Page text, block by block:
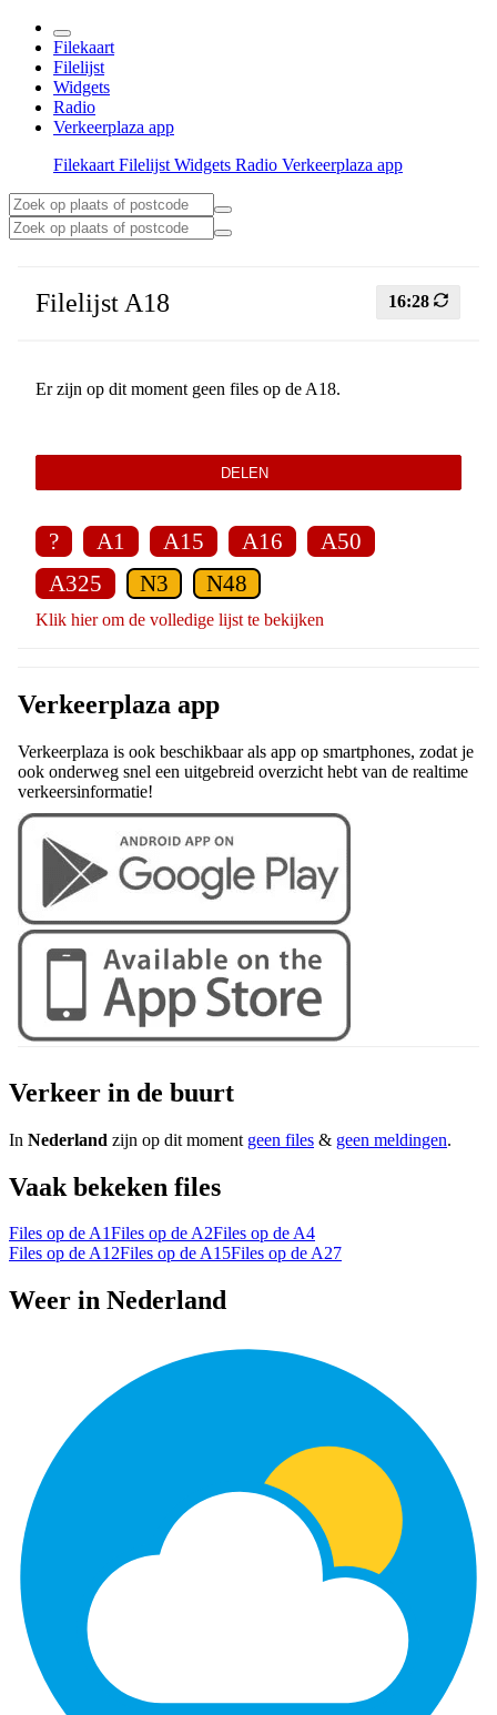
Filekaart
Filelijst
Widgets
Radio
Verkeerplaza app
Filekaart Filelijst Widgets Radio Verkeerplaza app
Filelijst A18 16:28
Er zijn op dit moment geen files op de A18.
DELEN
? A1 A15 A16
A50
A325
N3 N48
Klik hier om de volledige lijst te bekijken
Verkeerplaza app
Verkeerplaza is ook beschikbaar als app op smartphones, zodat je
ook onderweg snel een uitgebreid overzicht hebt van de realtime
verkeersinformatie!
Verkeer in de buurt
In Nederland zijn op dit moment geen files & geen meldingen.
Vaak bekeken files
Files op de A1Files op de A2Files op de A4
Files op de A12Files op de A15Files op de A27
Weer in Nederland